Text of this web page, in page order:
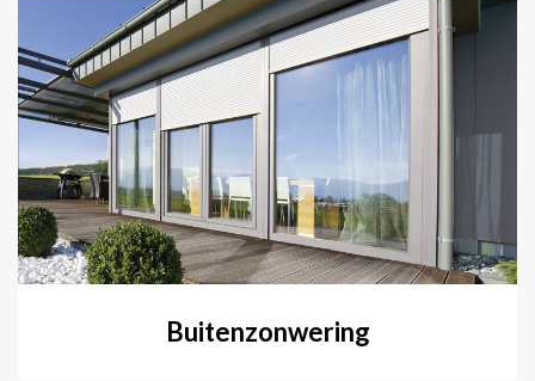
Buitenzonwering